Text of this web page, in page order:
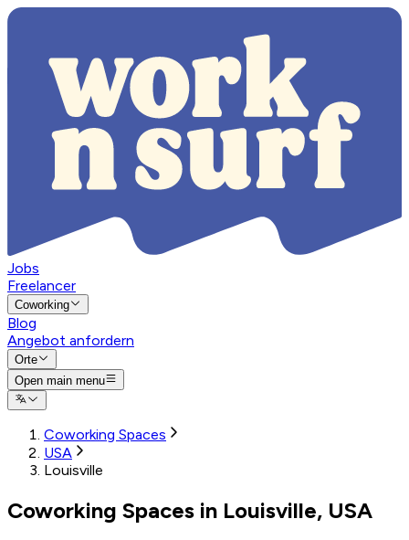
Jobs
Freelancer
Coworking
Blog
Angebot anfordern
Orte
Open main menu
Coworking Spaces
USA
Louisville
Coworking Spaces in Louisville, USA